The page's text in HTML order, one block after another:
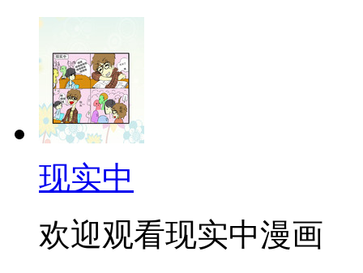
现实中
欢迎观看现实中漫画